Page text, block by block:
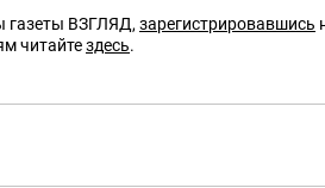
газеты ВЗГЛЯД, зарегистрировавшись
читайтездесь.